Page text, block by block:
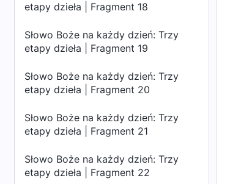
etapy dzieła | Fragment 18
Słowo Boże na każdy dzień: Trzy
etapy dzieła | Fragment 19
Słowo Boże na każdy dzień: Trzy
etapy dzieła | Fragment 20
Słowo Boże na każdy dzień: Trzy
etapy dzieła | Fragment 21
Słowo Boże na każdy dzień: Trzy
etapy dzieła | Fragment 22